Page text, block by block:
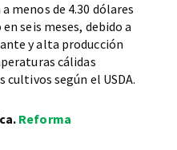
menos de 4.30 dólares
seis meses, debido a
y alta producción
cálidas
según el USDA.
Reforma